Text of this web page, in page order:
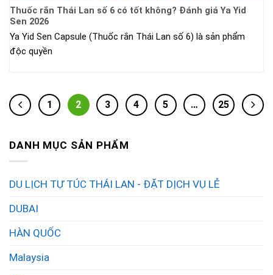
Thuốc rắn Thái Lan số 6 có tốt không? Đánh giá Ya Yid
Sen 2026
Ya Yid Sen Capsule (Thuốc rắn Thái Lan số 6) là sản phẩm
độc quyền
1 2 3 4 5 … 25
DANH MỤC SẢN PHẨM
DU LỊCH TỰ TÚC THÁI LAN - ĐẶT DỊCH VỤ LẺ
DUBAI
HÀN QUỐC
Malaysia